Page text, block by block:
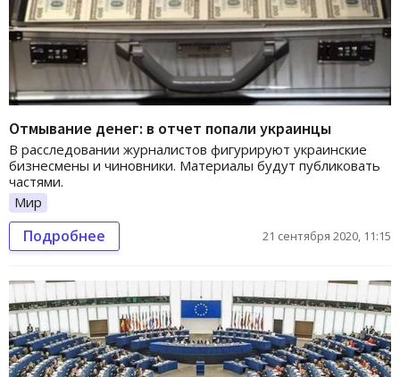
Отмывание денег: в отчет попали украинцы
В расследовании журналистов фигурируют украинские
бизнесмены и чиновники. Материалы будут публиковать
частями.
Мир
Подробнее 21 сентября 2020, 11:15